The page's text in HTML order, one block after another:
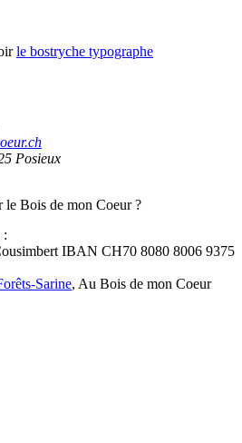
le bostryche typographe
Posieux
le Bois de mon Coeur ?
:
IBAN CH70 8080 8006 9375
Sarine, Au Bois de mon Coeur